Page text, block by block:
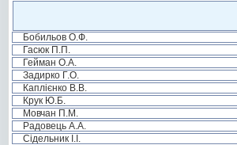
Бобильов О.Ф.
Гасюк П.П.
Гейман О.А.
Задирко Г.О.
Каплієнко В.В.
Крук Ю.Б.
Мовчан П.М.
Радовець А.А.
Сідельник І.І.